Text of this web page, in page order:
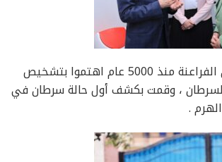
وأوضح “حواس” أن الفراعنة منذ 5000 عام اهتموا بتشخيص
، وقمت بكشف أول حالة سرطان في
.